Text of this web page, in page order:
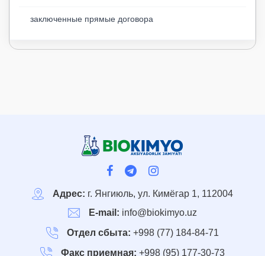
заключенные прямые договора
Адрес: г. Янгиюль, ул. Кимёгар 1, 112004
E-mail: info@biokimyo.uz
Отдел сбыта: +998 (77) 184-84-71
Факс приемная: +998 (95) 177-30-73